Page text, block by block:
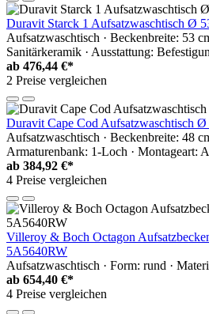
Duravit Starck 1 Aufsatzwaschtisch Ø
Aufsatzwaschtisch · Beckenbreite: 53
Sanitärkeramik · Ausstattung:
ab 476,44 €*
2 Preise vergleichen
Duravit Cape Cod Aufsatzwaschtisch
Aufsatzwaschtisch · Beckenbreite: 48
Armaturenbank: 1-Loch · Montageart:
ab 384,92 €*
4 Preise vergleichen
Villeroy & Boch Octagon
5A5640RW
Aufsatzwaschtisch · Form: rund ·
ab 654,40 €*
4 Preise vergleichen